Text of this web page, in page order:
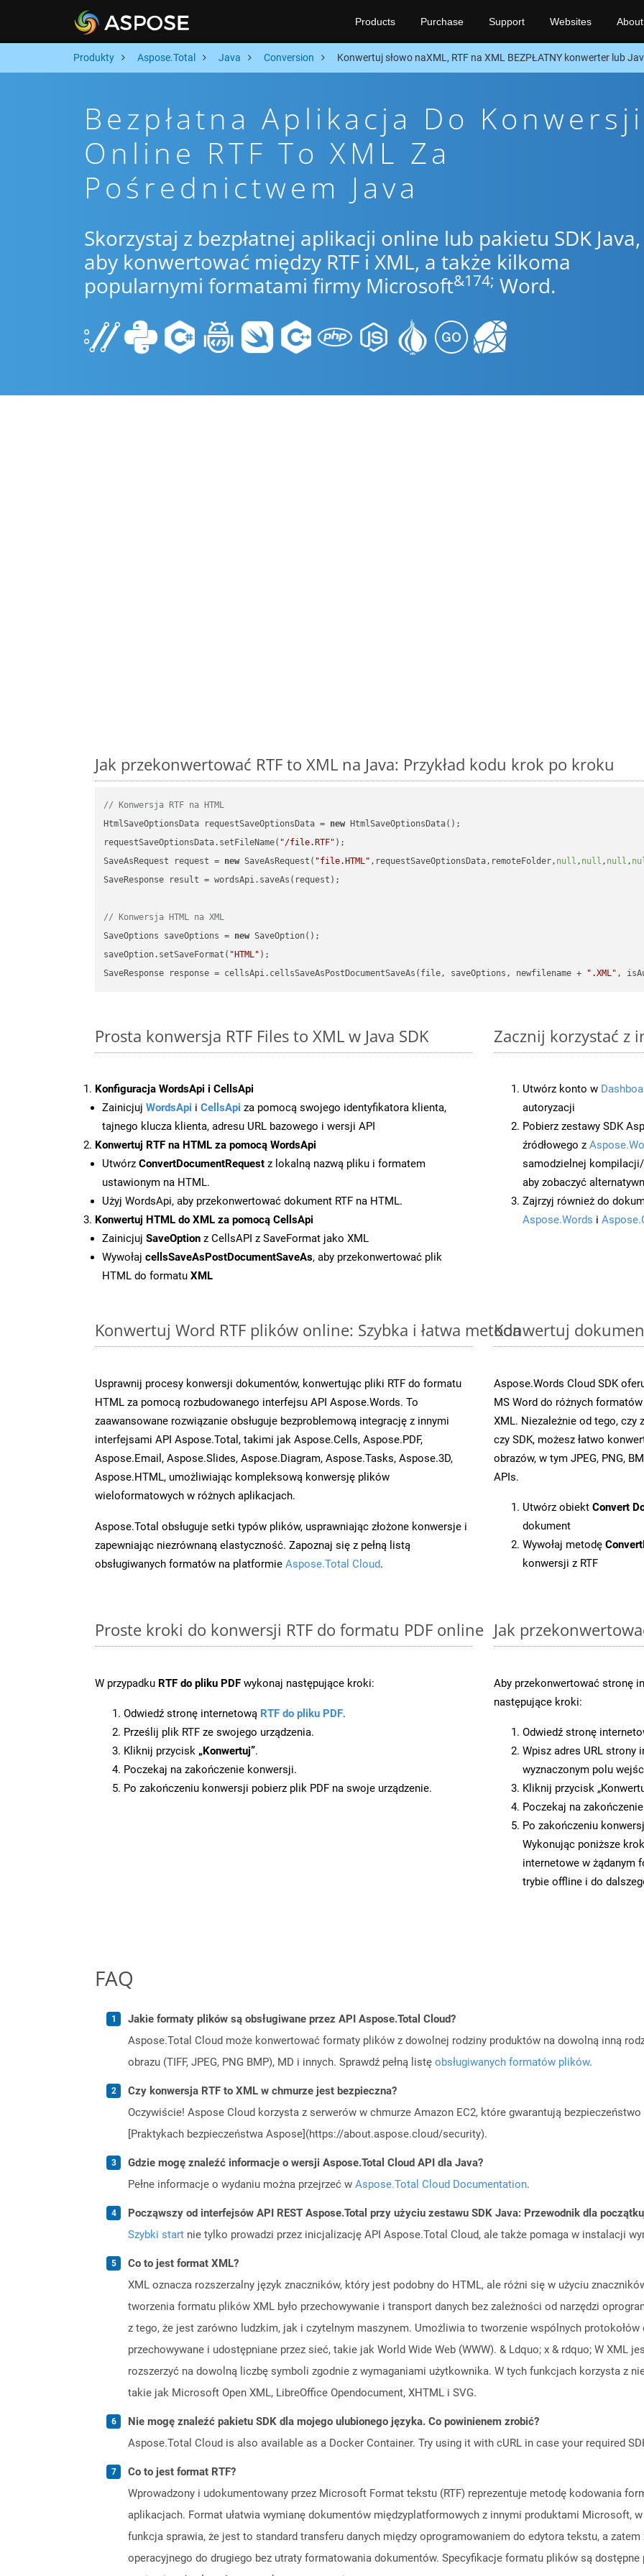
Products Purchase Support Websites About
Produkty Aspose.Total Java Conversion Konwertuj słowo naXML, RTF na XML BEZPŁATNY konwerter lub
Bezpłatna Aplikacja Do Konwersji
Online RTF To XML Za
Pośrednictwem Java
Skorzystaj z bezpłatnej aplikacji online lub pakietu SDK Java,
aby konwertować między RTF i XML, a także kilkoma
popularnymi formatami firmy Microsoft&174; Word.
Jak przekonwertować RTF to XML na Java: Przykład kodu krok po kroku
// Konwersja RTF na HTML
HtmlSaveOptionsData requestSaveOptionsData = new HtmlSaveOptionsData();
requestSaveOptionsData.setFileName( "/file.RTF" );
SaveAsRequest request = new SaveAsRequest( "file.HTML" ,requestSaveOptionsData,remoteFolder, null , null , null ,
SaveResponse result = wordsApi.saveAs(request);
// Konwersja HTML na XML
SaveOptions saveOptions = new SaveOption();
saveOption.setSaveFormat( "HTML" );
SaveResponse response = cellsApi.cellsSaveAsPostDocumentSaveAs(file, saveOptions, newfilename +
".XML" ,
Prosta konwersja RTF Files to XML w Java SDK
Konfiguracja WordsApi i CellsApi
Zainicjuj WordsApi i CellsApi za pomocą swojego identyfikatora klienta,
tajnego klucza klienta, adresu URL bazowego i wersji API
Konwertuj RTF na HTML za pomocą WordsApi
Utwórz ConvertDocumentRequest z lokalną nazwą pliku i formatem
ustawionym na HTML.
Użyj WordsApi, aby przekonwertować dokument RTF na HTML.
Konwertuj HTML do XML za pomocą CellsApi
Zainicjuj SaveOption z CellsAPI z SaveFormat jako XML
Wywołaj cellsSaveAsPostDocumentSaveAs, aby przekonwertować plik
HTML do formatu XML
Zacznij korzystać z
Utwórz konto w
autoryzacji
Pobierz zestawy SDK
źródłowego z
samodzielnej kompilacji/
aby zobaczyć
Zajrzyj również do
Aspose.Words i
Konwertuj Word RTF plików online: Szybka i łatwa metoda
Usprawnij procesy konwersji dokumentów, konwertując pliki RTF do formatu
HTML za pomocą rozbudowanego interfejsu API Aspose.Words. To
zaawansowane rozwiązanie obsługuje bezproblemową integrację z innymi
interfejsami API Aspose.Total, takimi jak Aspose.Cells, Aspose.PDF,
Aspose.Email, Aspose.Slides, Aspose.Diagram, Aspose.Tasks, Aspose.3D,
Aspose.HTML, umożliwiając kompleksową konwersję plików
wieloformatowych w różnych aplikacjach.
Aspose.Total obsługuje setki typów plików, usprawniając złożone konwersje i
zapewniając niezrównaną elastyczność. Zapoznaj się z pełną listą
obsługiwanych formatów na platformie Aspose.Total Cloud.
Konwertuj
Aspose.Words Cloud SDK
MS Word do różnych
XML. Niezależnie od tego, czy
czy SDK, możesz łatwo
obrazów, w tym JPEG, PNG,
APIs.
Utwórz obiekt Convert
dokument
Wywołaj metodę
konwersji z RTF
Proste kroki do konwersji RTF do formatu PDF online
W przypadku RTF do pliku PDF wykonaj następujące kroki:
Odwiedź stronę internetową RTF do pliku PDF.
Prześlij plik RTF ze swojego urządzenia.
Kliknij przycisk „Konwertuj”.
Poczekaj na zakończenie konwersji.
Po zakończeniu konwersji pobierz plik PDF na swoje urządzenie.
Jak
Aby przekonwertować stronę
następujące kroki:
Odwiedź stronę
Wpisz adres URL strony
wyznaczonym polu
Kliknij przycisk
Poczekaj na
Po zakończeniu
Wykonując poniższe
internetowe w żądanym
trybie offline i do
FAQ
Jakie formaty plików są obsługiwane przez API Aspose.Total Cloud?
Aspose.Total Cloud może konwertować formaty plików z dowolnej rodziny produktów na dowolną inną
obrazu (TIFF, JPEG, PNG BMP), MD i innych. Sprawdź pełną listę obsługiwanych formatów plików.
Czy konwersja RTF to XML w chmurze jest bezpieczna?
Oczywiście! Aspose Cloud korzysta z serwerów w chmurze Amazon EC2, które gwarantują
[Praktykach bezpieczeństwa Aspose](https://about.aspose.cloud/security).
Gdzie mogę znaleźć informacje o wersji Aspose.Total Cloud API dla Java?
Pełne informacje o wydaniu można przejrzeć w Aspose.Total Cloud Documentation.
Począwszy od interfejsów API REST Aspose.Total przy użyciu zestawu SDK Java: Przewodnik dla
Szybki start nie tylko prowadzi przez inicjalizację API Aspose.Total Cloud, ale także pomaga w instalacji
Co to jest format XML?
XML oznacza rozszerzalny język znaczników, który jest podobny do HTML, ale różni się w użyciu
tworzenia formatu plików XML było przechowywanie i transport danych bez zależności od narzędzi
z tego, że jest zarówno ludzkim, jak i czytelnym maszynem. Umożliwia to tworzenie wspólnych
przechowywane i udostępniane przez sieć, takie jak World Wide Web (WWW). & Ldquo; x & rdquo; W XML
rozszerzyć na dowolną liczbę symboli zgodnie z wymaganiami użytkownika. W tych funkcjach korzysta z
takie jak Microsoft Open XML, LibreOffice Opendocument, XHTML i SVG.
Nie mogę znaleźć pakietu SDK dla mojego ulubionego języka. Co powinienem zrobić?
Aspose.Total Cloud is also available as a Docker Container. Try using it with cURL in case your required
Co to jest format RTF?
Wprowadzony i udokumentowany przez Microsoft Format tekstu (RTF) reprezentuje metodę kodowania
aplikacjach. Format ułatwia wymianę dokumentów międzyplatformowych z innymi produktami Microsoft,
funkcja sprawia, że ​​jest to standard transferu danych między oprogramowaniem do edytora tekstu, a
operacyjnego do drugiego bez utraty formatowania dokumentów. Specyfikacje formatu plików są